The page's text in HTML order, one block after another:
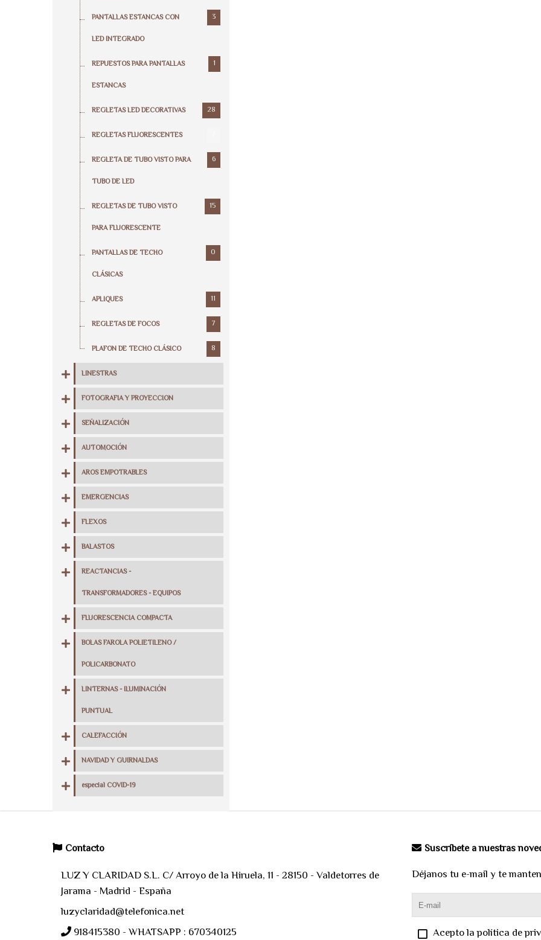
PANTALLAS ESTANCAS CON
LED INTEGRADO
3
REPUESTOS PARA PANTALLAS
ESTANCAS
1
REGLETAS LED DECORATIVAS 28
REGLETAS FLUORESCENTES
REGLETA DE TUBO VISTO PARA
TUBO DE LED
6
REGLETAS DE TUBO VISTO
PARA FLUORESCENTE
15
PANTALLAS DE TECHO
CLÁSICAS
0
APLIQUES 11
REGLETAS DE FOCOS 7
PLAFON DE TECHO CLÁSICO 8
LINESTRAS
FOTOGRAFIA Y PROYECCION
SEÑALIZACIÓN
AUTOMOCIÓN
AROS EMPOTRABLES
EMERGENCIAS
FLEXOS
BALASTOS
REACTANCIAS -
TRANSFORMADORES - EQUIPOS
FLUORESCENCIA COMPACTA
BOLAS FAROLA POLIETILENO /
POLICARBONATO
LINTERNAS - ILUMINACIÓN
PUNTUAL
CALEFACCIÓN
NAVIDAD Y GUIRNALDAS
especial COVID-19
Contacto
LUZ Y CLARIDAD S.L. C/ Arroyo de la Hiruela, 11 - 28150 - Valdetorres de
Jarama - Madrid - España
luzyclaridad@telefonica.net
918415380 - WHATSAPP : 670340125
Suscríbete a nuestras
Déjanos tu e-mail y te
Acepto la política de